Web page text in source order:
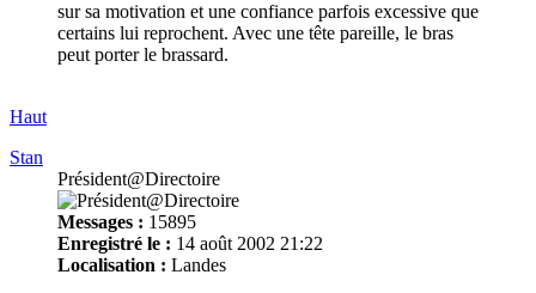
sur sa motivation et une confiance parfois excessive que
certains lui reprochent. Avec une tête pareille, le bras
peut porter le brassard.
Haut
Stan
Président@Directoire
Messages : 15895
Enregistré le : 14 août 2002 21:22
Localisation : Landes